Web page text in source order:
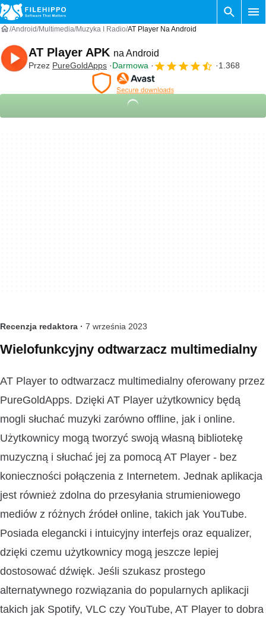
Android Multimedia Muzyka I Radio AT Player Na Android
AT Player APK na Android
Przez PureGoldApps Darmowa 1.368
Recenzja redaktora · 7 września 2023
Wielofunkcyjny odtwarzacz multimedialny
AT Player to odtwarzacz multimedialny oferowany przez
PureGoldApps. Dzięki AT Player użytkownicy będą
mogli słuchać muzyki zarówno offline, jak i online.
Użytkownicy mogą tworzyć swoją własną bibliotekę
muzyczną i słuchać jej za pomocą AT Player - bez
konieczności połączenia z Internetem. Jednak aplikacja
jest również zdolna do przesyłania strumieniowego
mediów z różnych źródeł online, takich jak YouTube.
Posiada elegancki i intuicyjny interfejs oraz equalizer,
dzięki czemu użytkownicy mogą jeszcze lepiej
dostosować dźwięk. Jeśli szukasz prostego
alternatywnego rozwiązania do popularnych aplikacji
takich jak Spotify, VLC czy YouTube, AT Player to dobra